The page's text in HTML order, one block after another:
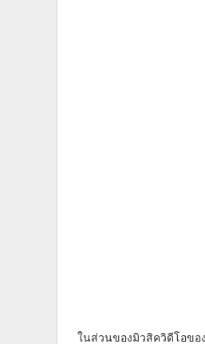
ในส่วนของมิวสิควิดีโอขอ